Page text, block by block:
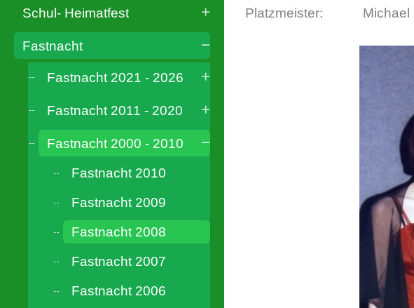
Schul- Heimatfest
Fastnacht
Fastnacht 2021 - 2026
Fastnacht 2011 - 2020
Fastnacht 2000 - 2010
Fastnacht 2010
Fastnacht 2009
Fastnacht 2008
Fastnacht 2007
Fastnacht 2006
Platzmeister: Michael